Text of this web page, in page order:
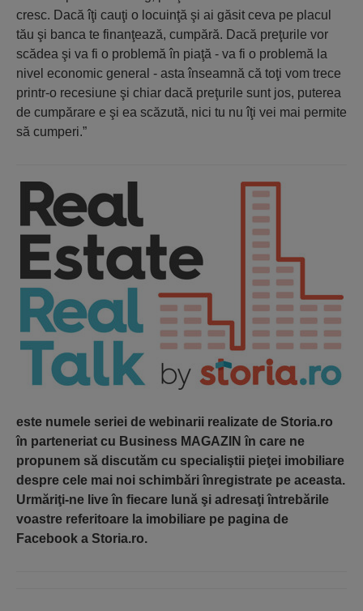
cresc. Dacă îţi cauţi o locuinţă şi ai găsit ceva pe placul
tău şi banca te finanţează, cumpără. Dacă preţurile vor
scădea şi va fi o problemă în piaţă - va fi o problemă la
nivel economic general - asta înseamnă că toţi vom trece
printr-o recesiune şi chiar dacă preţurile sunt jos, puterea
de cumpărare e şi ea scăzută, nici tu nu îţi vei mai permite
să cumperi.”
este numele seriei de webinarii realizate de Storia.ro
în parteneriat cu Business MAGAZIN în care ne
propunem să discutăm cu specialiştii pieţei imobiliare
despre cele mai noi schimbări înregistrate pe aceasta.
Urmăriţi-ne live în fiecare lună şi adresaţi întrebările
voastre referitoare la imobiliare pe pagina de
Facebook a Storia.ro.